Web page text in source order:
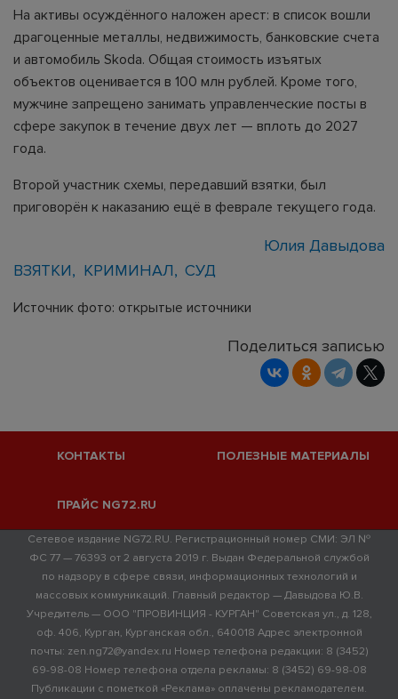
На активы осуждённого наложен арест: в список вошли
драгоценные металлы, недвижимость, банковские счета
и автомобиль Skoda. Общая стоимость изъятых
объектов оценивается в 100 млн рублей. Кроме того,
мужчине запрещено занимать управленческие посты в
сфере закупок в течение двух лет — вплоть до 2027
года.
Второй участник схемы, передавший взятки, был
приговорён к наказанию ещё в феврале текущего года.
Юлия Давыдова
ВЗЯТКИ
КРИМИНАЛ СУД
Источник фото: открытые источники
Поделиться записью
КОНТАКТЫ ПОЛЕЗНЫЕ МАТЕРИАЛЫ
ПРАЙС NG72.RU
Сетевое издание NG72.RU. Регистрационный номер СМИ: ЭЛ №
ФС 77 — 76393 от 2 августа 2019 г. Выдан Федеральной службой
по надзору в сфере связи, информационных технологий и
массовых коммуникаций. Главный редактор — Давыдова Ю.В.
Учредитель — ООО "ПРОВИНЦИЯ - КУРГАН" Советская ул., д. 128,
оф. 406, Курган, Курганская обл., 640018 Адрес электронной
почты: zen.ng72@yandex.ru Номер телефона редакции: 8 (3452)
69-98-08 Номер телефона отдела рекламы: 8 (3452) 69-98-08
Публикации с пометкой «Реклама» оплачены рекламодателем.